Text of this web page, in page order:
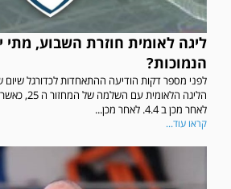
ליגה לאומית חוזרת השבוע, מתי
הנמוכות?
הליגה
לאחר מכן ב 4.4. לאחר מכן...
קראו עוד...